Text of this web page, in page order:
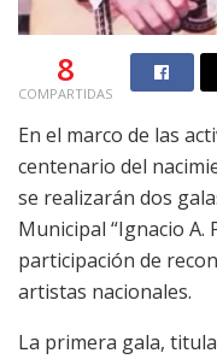
8
COMPARTIDAS
En el marco de las
centenario del
se realizarán dos
Municipal “Ignacio A.
participación de
artistas nacionales.
La primera gala,